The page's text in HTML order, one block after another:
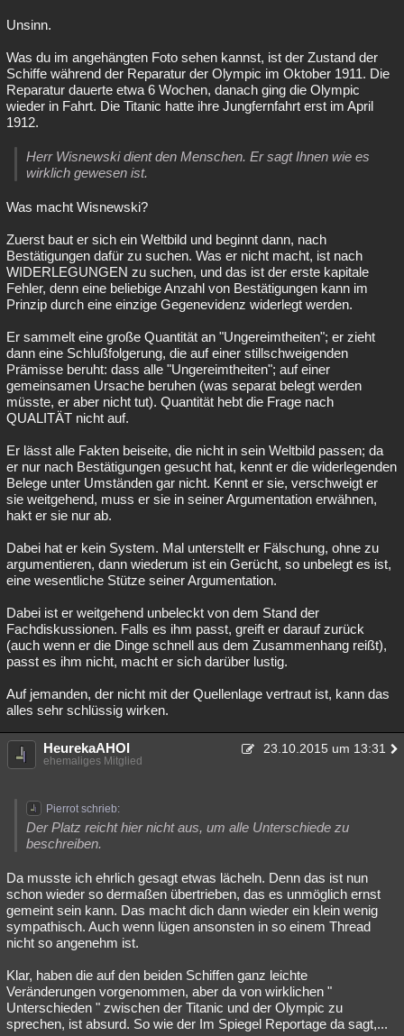
Unsinn.
Was du im angehängten Foto sehen kannst, ist der Zustand der
Schiffe während der Reparatur der Olympic im Oktober 1911. Die
Reparatur dauerte etwa 6 Wochen, danach ging die Olympic
wieder in Fahrt. Die Titanic hatte ihre Jungfernfahrt erst im April
1912.
Herr Wisnewski dient den Menschen. Er sagt Ihnen wie es
wirklich gewesen ist.
Was macht Wisnewski?
Zuerst baut er sich ein Weltbild und beginnt dann, nach
Bestätigungen dafür zu suchen. Was er nicht macht, ist nach
WIDERLEGUNGEN zu suchen, und das ist der erste kapitale
Fehler, denn eine beliebige Anzahl von Bestätigungen kann im
Prinzip durch eine einzige Gegenevidenz widerlegt werden.
Er sammelt eine große Quantität an "Ungereimtheiten"; er zieht
dann eine Schlußfolgerung, die auf einer stillschweigenden
Prämisse beruht: dass alle "Ungereimtheiten"; auf einer
gemeinsamen Ursache beruhen (was separat belegt werden
müsste, er aber nicht tut). Quantität hebt die Frage nach
QUALITÄT nicht auf.
Er lässt alle Fakten beiseite, die nicht in sein Weltbild passen; da
er nur nach Bestätigungen gesucht hat, kennt er die widerlegenden
Belege unter Umständen gar nicht. Kennt er sie, verschweigt er
sie weitgehend, muss er sie in seiner Argumentation erwähnen,
hakt er sie nur ab.
Dabei hat er kein System. Mal unterstellt er Fälschung, ohne zu
argumentieren, dann wiederum ist ein Gerücht, so unbelegt es ist,
eine wesentliche Stütze seiner Argumentation.
Dabei ist er weitgehend unbeleckt von dem Stand der
Fachdiskussionen. Falls es ihm passt, greift er darauf zurück
(auch wenn er die Dinge schnell aus dem Zusammenhang reißt),
passt es ihm nicht, macht er sich darüber lustig.
Auf jemanden, der nicht mit der Quellenlage vertraut ist, kann das
alles sehr schlüssig wirken.
HeurekaAHOI 23.10.2015 um 13:31
ehemaliges Mitglied
Pierrot schrieb:
Der Platz reicht hier nicht aus, um alle Unterschiede zu
beschreiben.
Da musste ich ehrlich gesagt etwas lächeln. Denn das ist nun
schon wieder so dermaßen übertrieben, das es unmöglich ernst
gemeint sein kann. Das macht dich dann wieder ein klein wenig
sympathisch. Auch wenn lügen ansonsten in so einem Thread
nicht so angenehm ist.
Klar, haben die auf den beiden Schiffen ganz leichte
Veränderungen vorgenommen, aber da von wirklichen "
Unterschieden " zwischen der Titanic und der Olympic zu
sprechen, ist absurd. So wie der Im Spiegel Reportage da sagt,...